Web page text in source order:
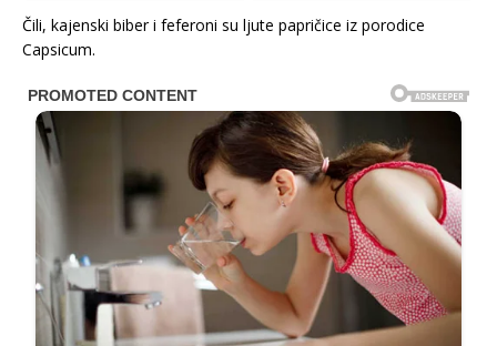
Čili, kajenski biber i feferoni su ljute papričice iz porodice
Capsicum.